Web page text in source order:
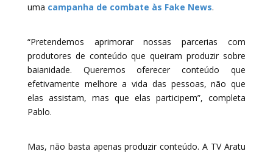
uma campanha de combate às Fake News.
“Pretendemos aprimorar nossas parcerias com
produtores de conteúdo que queiram produzir sobre
baianidade. Queremos oferecer conteúdo que
efetivamente melhore a vida das pessoas, não que
elas assistam, mas que elas participem”, completa
Pablo.
Mas, não basta apenas produzir conteúdo. A TV Aratu